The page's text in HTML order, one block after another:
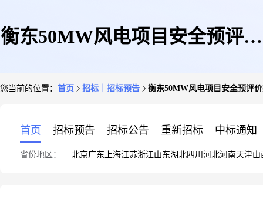
衡东50MW风电项目安全预评价
您当前的位置： 首页 招标｜招标预告 衡东50MW风电项目安全预评
首页 招标预告 招标公告 重新招标 中标通知
省份地区： 北京广东 上海江苏浙江山东湖北四川 河北河南天津山